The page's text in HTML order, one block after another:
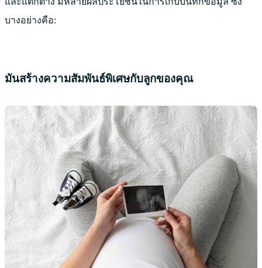
บางอย่างคือ:
มันสร้างความสัมพันธ์พิเศษกับลูกของคุณ